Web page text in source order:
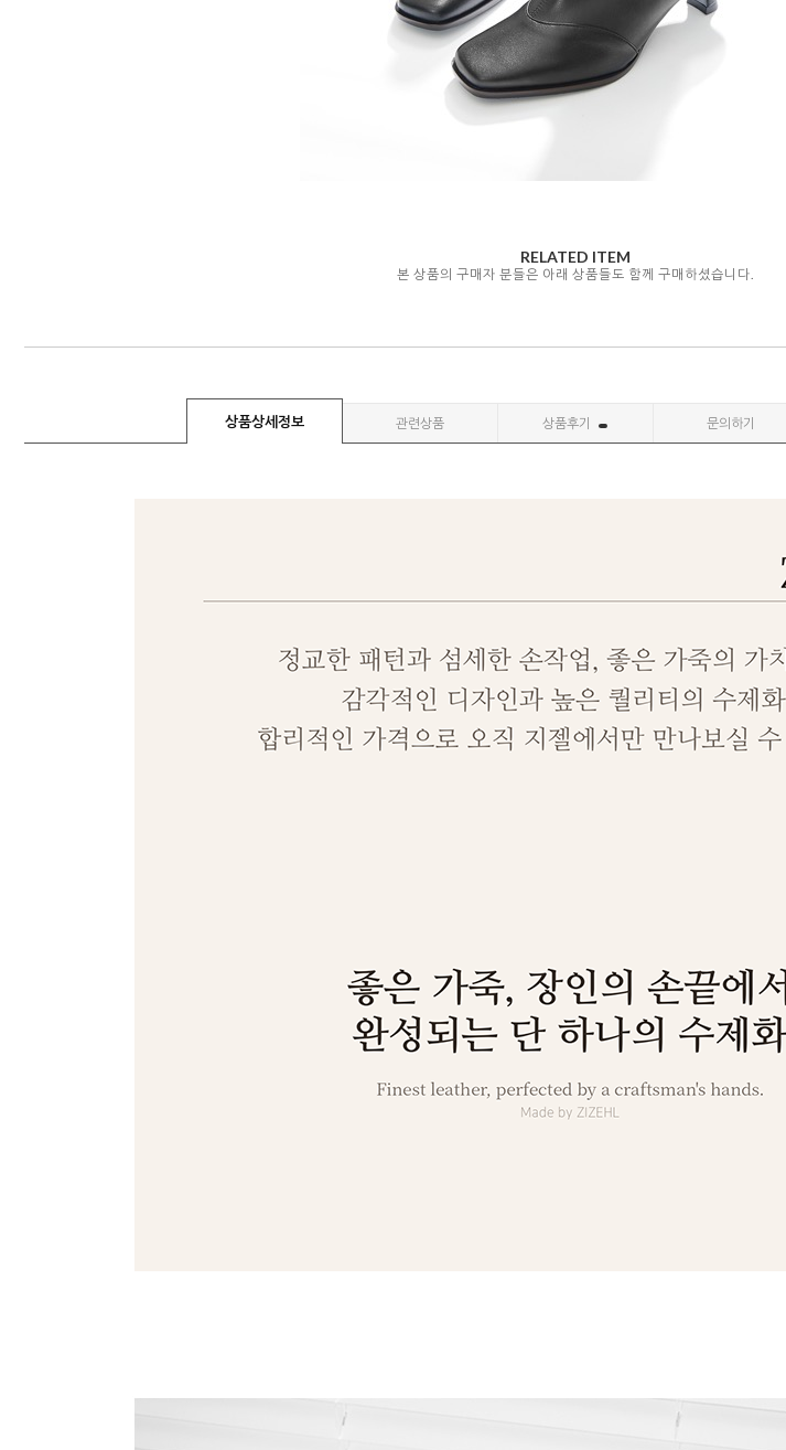
RELATED ITEM
본 상품의 구매자 분들은 아래 상품들도 함께 구매하셨습니다.
상품상세정보 관련상품 상품후기 문의하기